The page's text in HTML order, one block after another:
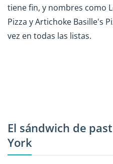
tiene fin, y nombres como
Pizza y Artichoke Basille's
vez en todas las listas.
El sándwich de
York